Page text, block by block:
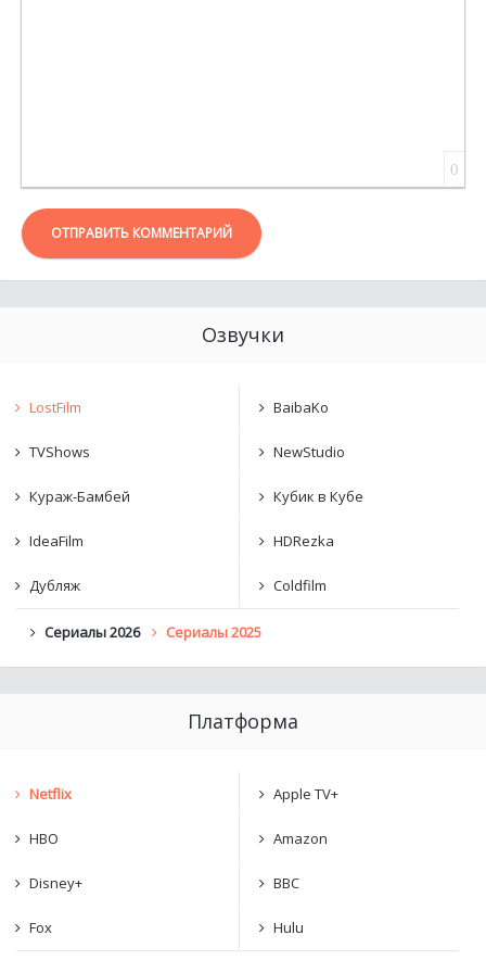
0
ОТПРАВИТЬ КОММЕНТАРИЙ
Озвучки
LostFilm BaibaKo
TVShows NewStudio
Кураж-Бамбей Кубик в Кубе
IdeaFilm HDRezka
Дубляж Coldfilm
Сериалы 2026 Сериалы 2025
Платформа
Netflix Apple TV+
HBO Amazon
Disney+ BBC
Fox Hulu